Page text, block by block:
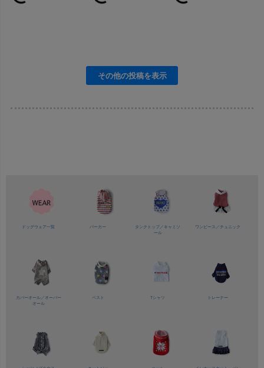
ドッグウェア一覧 パーカー タンクトップ／ キャミソ
ール
ワンピース／チュニック
カバーオール／ オーバー
オール
ベスト Tシャツ トレーナー